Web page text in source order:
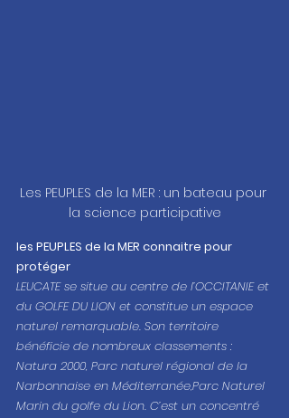
Les PEUPLES de la MER : un bateau pour
la science participative
les PEUPLES de la MER connaitre pour
protéger
LEUCATE se situe au centre de l’OCCITANIE et
du GOLFE DU LION et constitue un espace
naturel remarquable. Son territoire
bénéficie de nombreux classements :
Natura 2000, Parc naturel régional de la
Narbonnaise en Méditerranée,Parc Naturel
Marin du golfe du Lion. C’est un concentré